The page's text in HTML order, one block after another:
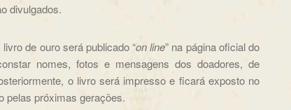
divulgados.
de ouro será publicado “on line” na página oficial do
nomes, fotos e mensagens dos doadores, de
o livro será impresso e ficará exposto no
pelas próximas gerações.